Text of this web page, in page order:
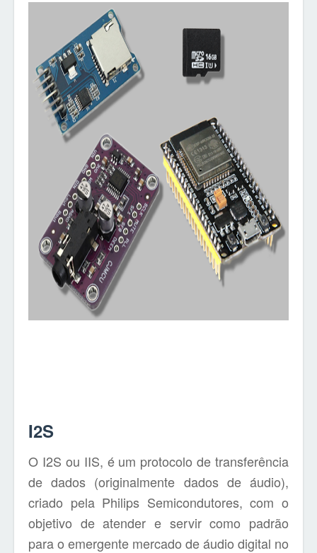
I2S
O I2S ou IIS, é um protocolo de transferência
de dados (originalmente dados de áudio),
criado pela Philips Semicondutores, com o
objetivo de atender e servir como padrão
para o emergente mercado de áudio digital no